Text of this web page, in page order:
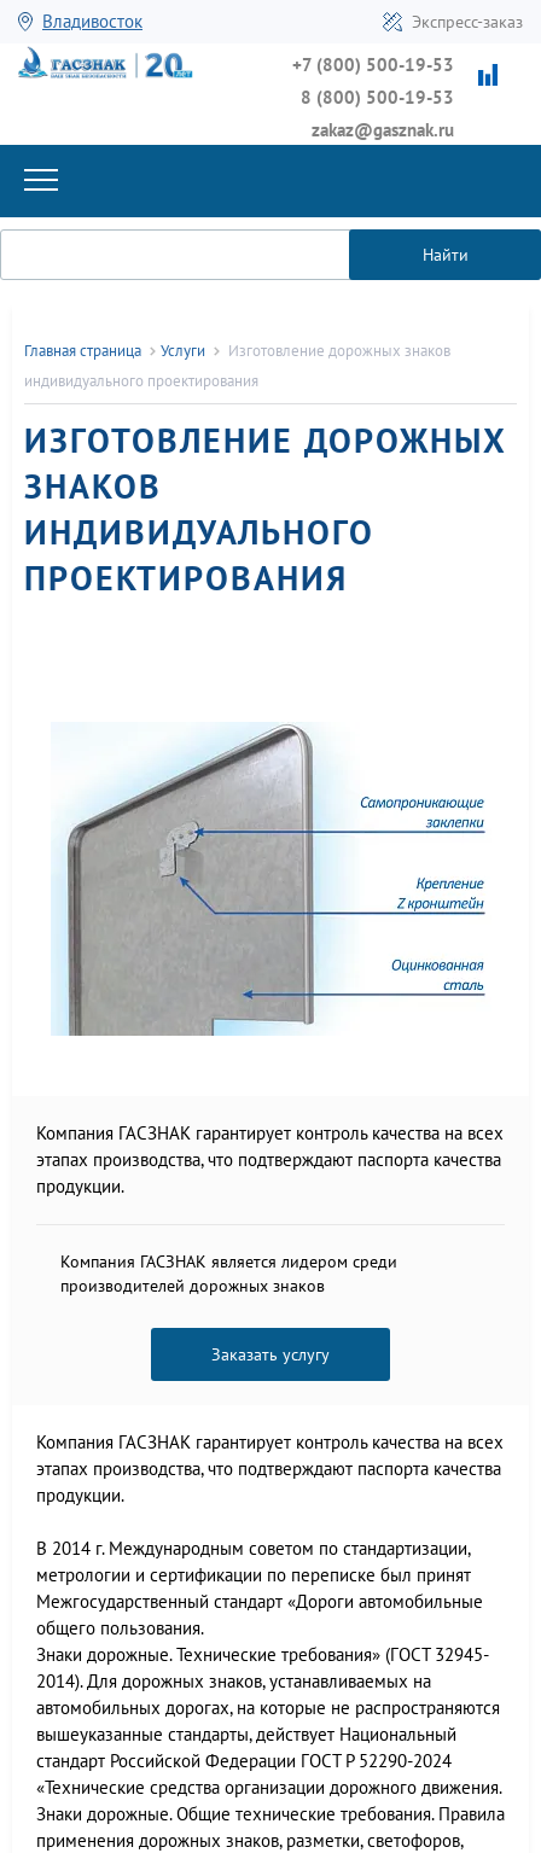
Владивосток Экспресс-заказ
+7 (800) 500-19-53
8 (800) 500-19-53
zakaz@gasznak.ru
Найти
Главная страница Услуги
Изготовление дорожных знаков
индивидуального проектирования
ИЗГОТОВЛЕНИЕ ДОРОЖНЫХ
ЗНАКОВ
ИНДИВИДУАЛЬНОГО
ПРОЕКТИРОВАНИЯ
Компания ГАСЗНАК гарантирует контроль качества на всех
этапах производства, что подтверждают паспорта качества
продукции.
Компания ГАСЗНАК является лидером среди
производителей дорожных знаков
Заказать услугу
Компания ГАСЗНАК гарантирует контроль качества на всех
этапах производства, что подтверждают паспорта качества
продукции.
В 2014 г. Международным советом по стандартизации,
метрологии и сертификации по переписке был принят
Межгосударственный стандарт «Дороги автомобильные
общего пользования.
Знаки дорожные. Технические требования» (ГОСТ 32945-
2014). Для дорожных знаков, устанавливаемых на
автомобильных дорогах, на которые не распространяются
вышеуказанные стандарты, действует Национальный
стандарт Российской Федерации ГОСТ Р 52290-2024
«Технические средства организации дорожного движения.
Знаки дорожные. Общие технические требования. Правила
применения дорожных знаков, разметки, светофоров,